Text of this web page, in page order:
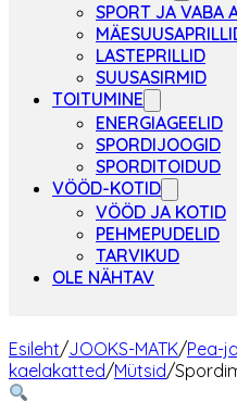
SPORT JA VABA
LASTEPRILLID
SUUSASIRMID
TOITUMINE
ENERGIAGEELID
SPORDIJOOGID
SPORDITOIDUD
VÖÖD-KOTID
VÖÖD JA KOTID
PEHMEPUDELID
TARVIKUD
OLE NÄHTAV
Esileht/JOOKS-MATK/Pea-ja
kaelakatted/Mütsid/